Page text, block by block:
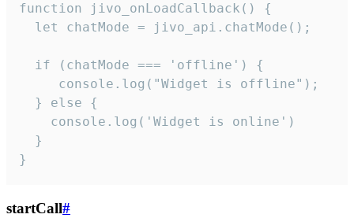
function jivo_onLoadCallback() {
  let chatMode = jivo_api.chatMode();
  if (chatMode === 'offline') {
     console.log("Widget is offline");
  } else {
    console.log('Widget is online')
  }
}
startCall#